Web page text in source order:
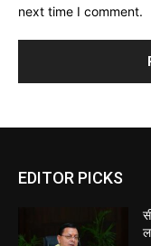
next time I comment.
EDITOR PICKS